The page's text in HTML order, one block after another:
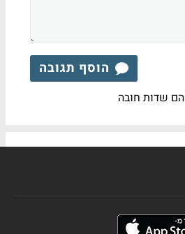
הוסף תגובה
הם שדות חובה